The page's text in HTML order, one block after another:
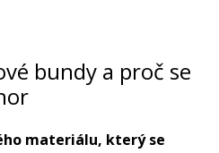
bundy a proč se
materiálu, který se